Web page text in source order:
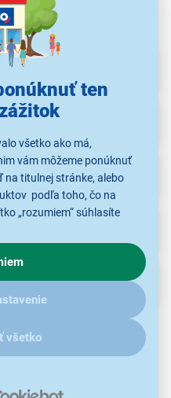
ten
všetko ako má,
vám môžeme ponúknuť
na titulnej stránke, alebo
podľa toho, čo na
„rozumiem“ súhlasíte
cielených reklám.
ako u nás s cookies a
sem.
všetko podporujúce
(2)
(4)